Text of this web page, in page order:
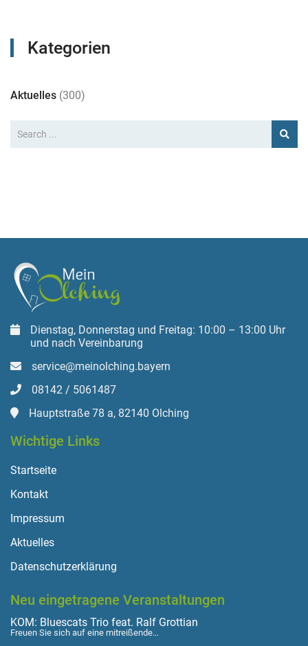
Kategorien
Aktuelles (300)
Dienstag, Donnerstag und Freitag: 10:00 – 13:00 Uhr
und nach Vereinbarung
service@meinolching.bayern
08142 / 5061487
Hauptstraße 78 a, 82140 Olching
Wichtige Links
Startseite
Kontakt
Impressum
Aktuelles
Datenschutzerklärung
Neu eingetragene Veranstaltungen
KOM: Bluescats Trio feat. Ralf Grottian
Freuen Sie sich auf eine mitreißende…